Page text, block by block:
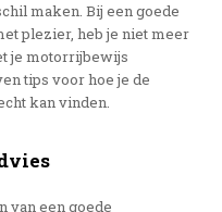
maken. Bij een goede
plezier, heb je niet meer
je motorrijbewijs
tips voor hoe je de
kan vinden.
van een goede